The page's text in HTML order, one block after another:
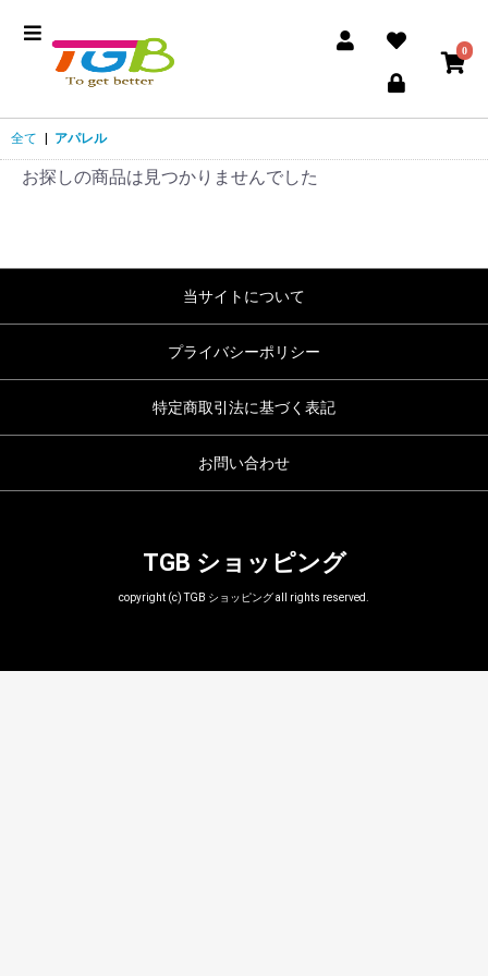
0
全て アパレル
お探しの商品は見つかりませんでした
当サイトについて
プライバシーポリシー
特定商取引法に基づく表記
お問い合わせ
TGB ショッピング
copyright (c) TGB ショッピング all rights reserved.